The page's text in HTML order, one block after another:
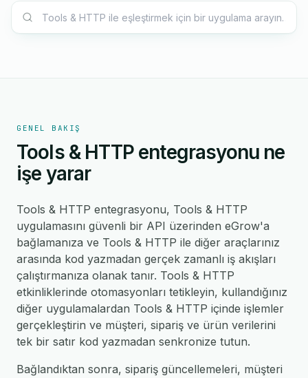
GENEL BAKIŞ
Tools & HTTP entegrasyonu ne
işe yarar
Tools & HTTP entegrasyonu, Tools & HTTP
uygulamasını güvenli bir API üzerinden eGrow'a
bağlamanıza ve Tools & HTTP ile diğer araçlarınız
arasında kod yazmadan gerçek zamanlı iş akışları
çalıştırmanıza olanak tanır. Tools & HTTP
etkinliklerinde otomasyonları tetikleyin, kullandığınız
diğer uygulamalardan Tools & HTTP içinde işlemler
gerçekleştirin ve müşteri, sipariş ve ürün verilerini
tek bir satır kod yazmadan senkronize tutun.
Bağlandıktan sonra, sipariş güncellemeleri, müşteri